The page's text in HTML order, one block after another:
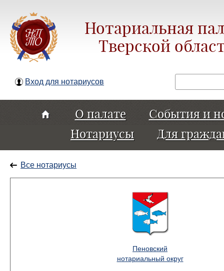
Нотариальная
Тверской
Вход для нотариусов
О палате
События и
Нотариусы
Для
Все нотариусы
Пеновский
нотариальный округ